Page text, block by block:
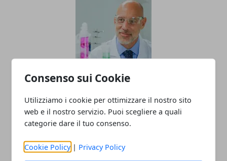
Consenso sui Cookie
Utilizziamo i cookie per ottimizzare il nostro sito
web e il nostro servizio. Puoi scegliere a quali
categorie dare il tuo consenso.
Cookie Policy | Privacy Policy
da agenti chimici
22/02/2023